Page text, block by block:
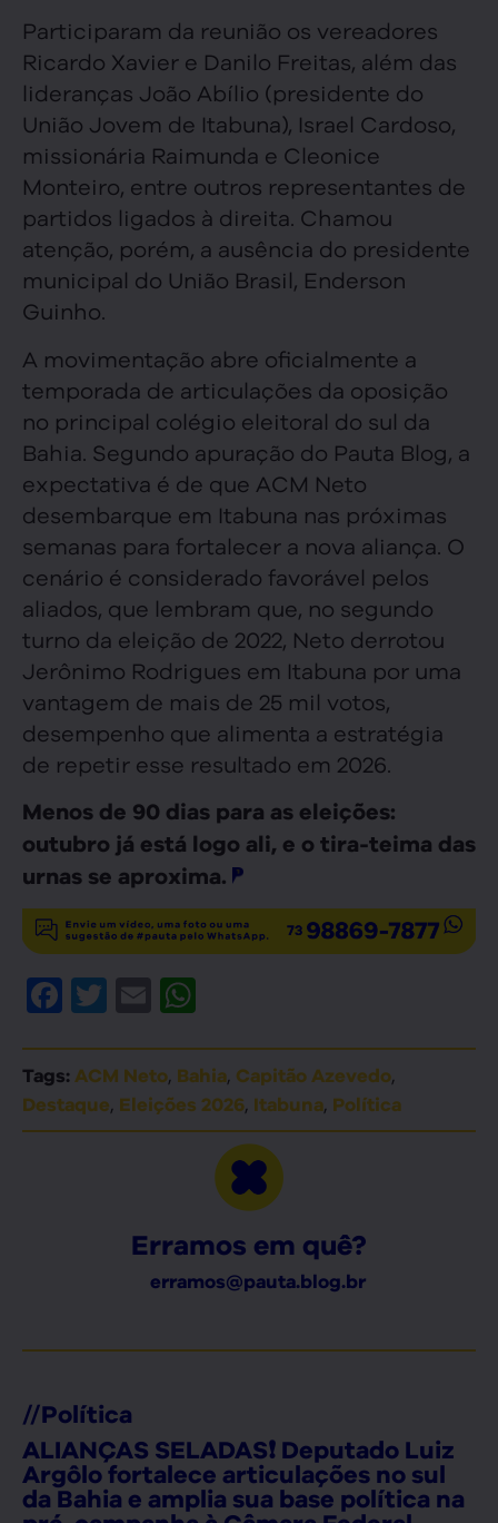
Participaram da reunião os vereadores
Ricardo Xavier e Danilo Freitas, além das
lideranças João Abílio (presidente do
União Jovem de Itabuna), Israel Cardoso,
missionária Raimunda e Cleonice
Monteiro, entre outros representantes de
partidos ligados à direita. Chamou
atenção, porém, a ausência do presidente
municipal do União Brasil, Enderson
Guinho.
A movimentação abre oficialmente a
temporada de articulações da oposição
no principal colégio eleitoral do sul da
Bahia. Segundo apuração do Pauta Blog, a
expectativa é de que ACM Neto
desembarque em Itabuna nas próximas
semanas para fortalecer a nova aliança. O
cenário é considerado favorável pelos
aliados, que lembram que, no segundo
turno da eleição de 2022, Neto derrotou
Jerônimo Rodrigues em Itabuna por uma
vantagem de mais de 25 mil votos,
desempenho que alimenta a estratégia
de repetir esse resultado em 2026.
Menos de 90 dias para as eleições:
outubro já está logo ali, e o tira-teima das
urnas se aproxima.
Facebook
Twitter
Email
Tags: ACM Neto, Bahia, Capitão Azevedo,
Destaque, Eleições 2026, Itabuna, Política
Erramos em quê?
erramos@pauta.blog.br
//Política
ALIANÇAS SELADAS❗ Deputado Luiz
Argôlo fortalece articulações no sul
da Bahia e amplia sua base política na